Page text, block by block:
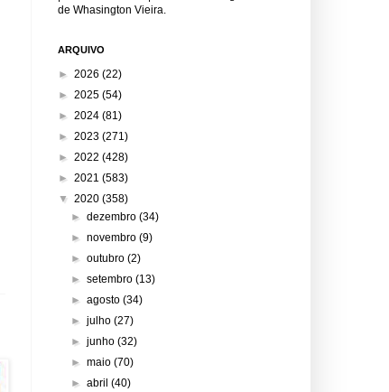
de Whasington Vieira.
ARQUIVO
► 2026 (22)
► 2025 (54)
► 2024 (81)
► 2023 (271)
► 2022 (428)
► 2021 (583)
▼ 2020 (358)
►dezembro(34)
►novembro(9)
►outubro(2)
►setembro(13)
►agosto(34)
►julho(27)
►junho(32)
►maio(70)
►abril(40)